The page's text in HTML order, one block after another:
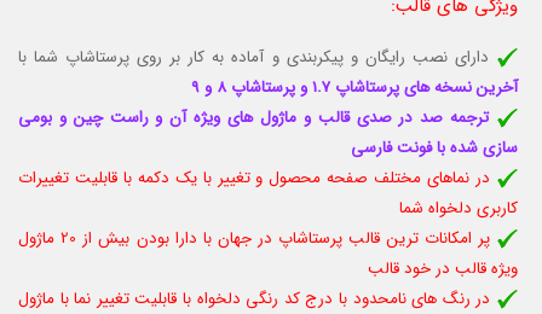
ویژگی های قالب:
دارای نصب رایگان و پیکربندی و آماده به کار بر روی پرستاشاپ شما با
آخرین نسخه های پرستاشاپ 1.7 و پرستاشاپ 8 و 9
ترجمه صد در صدی قالب و ماژول های ویژه آن و راست چین و بومی
سازی شده با فونت فارسی
در نماهای مختلف صفحه محصول و تغییر با یک دکمه با قابلیت تغييرات
كاربری دلخواه شما
پر امکانات ترین قالب پرستاشاپ در جهان با دارا بودن بیش از 20 ماژول
ویژه قالب در خود قالب
در رنگ های نامحدود با درج کد رنگی دلخواه با قابلیت تغییر نما با ماژول